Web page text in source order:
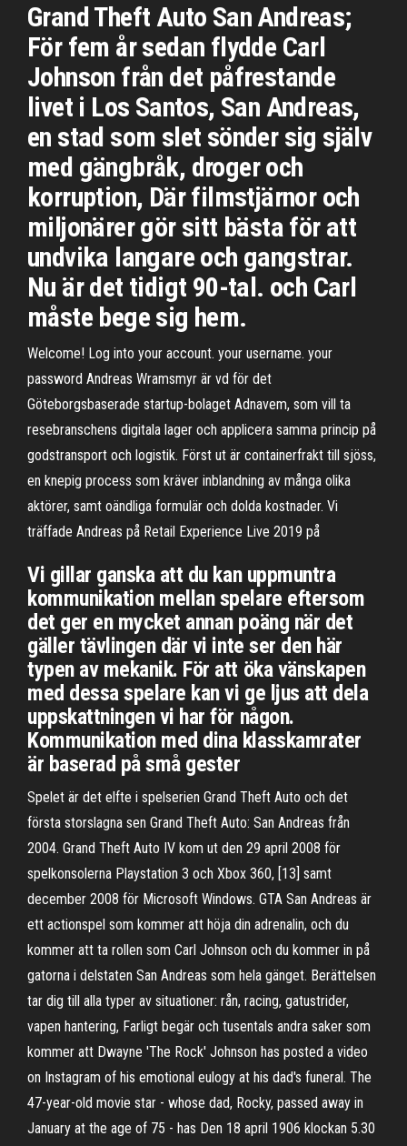
Grand Theft Auto San Andreas;
För fem år sedan flydde Carl
Johnson från det påfrestande
livet i Los Santos, San Andreas,
en stad som slet sönder sig själv
med gängbråk, droger och
korruption, Där filmstjärnor och
miljonärer gör sitt bästa för att
undvika langare och gangstrar.
Nu är det tidigt 90-tal. och Carl
måste bege sig hem.
Welcome! Log into your account. your username. your
password Andreas Wramsmyr är vd för det
Göteborgsbaserade startup-bolaget Adnavem, som vill ta
resebranschens digitala lager och applicera samma princip på
godstransport och logistik. Först ut är containerfrakt till sjöss,
en knepig process som kräver inblandning av många olika
aktörer, samt oändliga formulär och dolda kostnader. Vi
träffade Andreas på Retail Experience Live 2019 på
Vi gillar ganska att du kan uppmuntra
kommunikation mellan spelare eftersom
det ger en mycket annan poäng när det
gäller tävlingen där vi inte ser den här
typen av mekanik. För att öka vänskapen
med dessa spelare kan vi ge ljus att dela
uppskattningen vi har för någon.
Kommunikation med dina klasskamrater
är baserad på små gester
Spelet är det elfte i spelserien Grand Theft Auto och det
första storslagna sen Grand Theft Auto: San Andreas från
2004. Grand Theft Auto IV kom ut den 29 april 2008 för
spelkonsolerna Playstation 3 och Xbox 360, [13] samt
december 2008 för Microsoft Windows. GTA San Andreas är
ett actionspel som kommer att höja din adrenalin, och du
kommer att ta rollen som Carl Johnson och du kommer in på
gatorna i delstaten San Andreas som hela gänget. Berättelsen
tar dig till alla typer av situationer: rån, racing, gatustrider,
vapen hantering, Farligt begär och tusentals andra saker som
kommer att Dwayne 'The Rock' Johnson has posted a video
on Instagram of his emotional eulogy at his dad's funeral. The
47-year-old movie star - whose dad, Rocky, passed away in
January at the age of 75 - has Den 18 april 1906 klockan 5.30